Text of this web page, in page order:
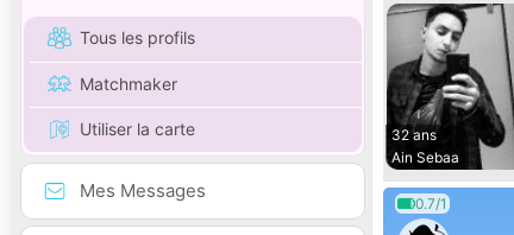
Tous les profils
Matchmaker
Utiliser la carte
Mes Messages
32 ans
Ain Sebaa
0.7/1